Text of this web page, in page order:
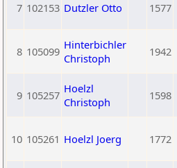
7 102153 Dutzler Otto 1577
8 105099 Hinterbichler
Christoph
1942
9 105257 Hoelzl
Christoph
1598
10 105261 Hoelzl Joerg 1772